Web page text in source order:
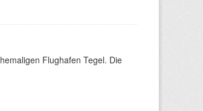
Flughafen Tegel. Die